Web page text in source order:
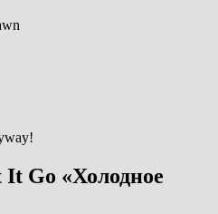
Go «Холодное